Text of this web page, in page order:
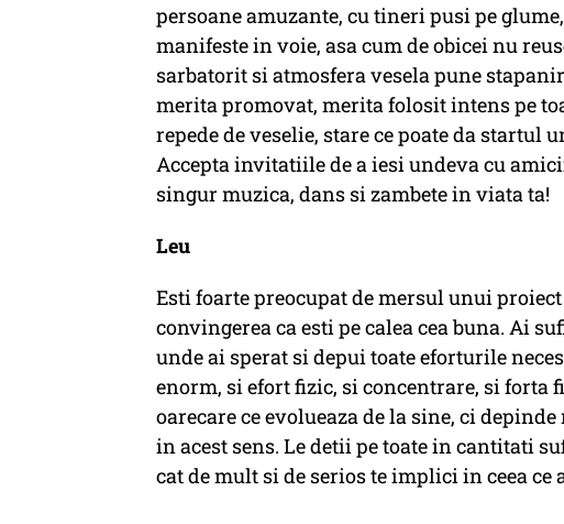
persoane amuzante, cu tineri pusi pe
manifeste in voie, asa cum de obicei nu
sarbatorit si atmosfera vesela pune
merita promovat, merita folosit intens pe
repede de veselie, stare ce poate da startul
Accepta invitatiile de a iesi undeva cu
singur muzica, dans si zambete in viata ta!
Leu
Esti foarte preocupat de mersul unui
convingerea ca esti pe calea cea buna. Ai
unde ai sperat si depui toate eforturile
enorm, si efort fizic, si concentrare, si forta
oarecare ce evolueaza de la sine, ci
in acest sens. Le detii pe toate in cantitati
cat de mult si de serios te implici in ceea ce